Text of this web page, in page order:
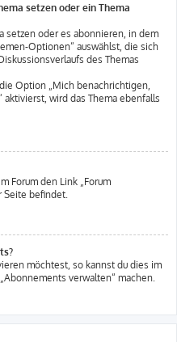
setzen oder ein Thema
setzen oder es abonnieren, in dem
Optionen“ auswählst, die sich
des Themas
Option „Mich benachrichtigen,
wird das Thema ebenfalls
Forum den Link „Forum
Seite befindet.
möchtest, so kannst du dies im
verwalten“ machen.